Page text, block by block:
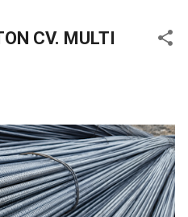
CV. MULTI